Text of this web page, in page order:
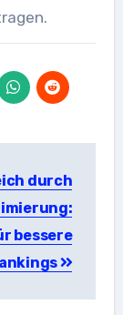
durch
bessere